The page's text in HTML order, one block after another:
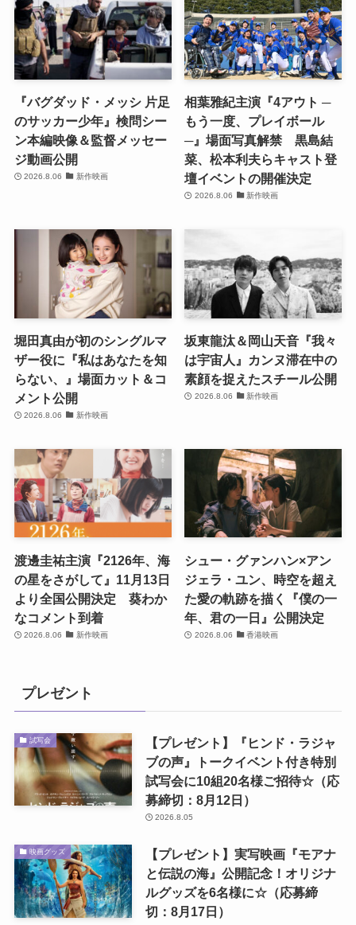
『バグダッド・メッシ 片足
のサッカー少年』検問シー
ン本編映像＆監督メッセー
ジ動画公開
2026.8.06 新作映画
相葉雅紀主演『4アウト ─
もう一度、プレイボール
─』場面写真解禁 黒島結
菜、松本利夫らキャスト登
壇イベントの開催決定
2026.8.06 新作映画
堀田真由が初のシングルマ
ザー役に『私はあなたを知
らない、』場面カット＆コ
メント公開
2026.8.06 新作映画
坂東龍汰＆岡山天音『我々
は宇宙人』カンヌ滞在中の
素顔を捉えたスチール公開
2026.8.06 新作映画
渡邊圭祐主演『2126年、海
の星をさがして』11月13日
より全国公開決定 葵わか
なコメント到着
2026.8.06 新作映画
シュー・グァンハン×アン
ジェラ・ユン、時空を超え
た愛の軌跡を描く『僕の一
年、君の一日』公開決定
2026.8.06 香港映画
プレゼント
試写会
【プレゼント】『ヒンド・ラジャ
ブの声』トークイベント付き特別
試写会に10組20名様ご招待☆（応
募締切：8月12日）
2026.8.05
映画グッズ
【プレゼント】実写映画『モアナ
と伝説の海』公開記念！オリジナ
ルグッズを6名様に☆（応募締
切：8月17日）